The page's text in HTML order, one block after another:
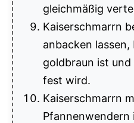
gleichmäßig
Kaiserschmarrn
anbacken
goldbraun ist
fest wird.
Kaiserschmarrn
Pfannenwendern